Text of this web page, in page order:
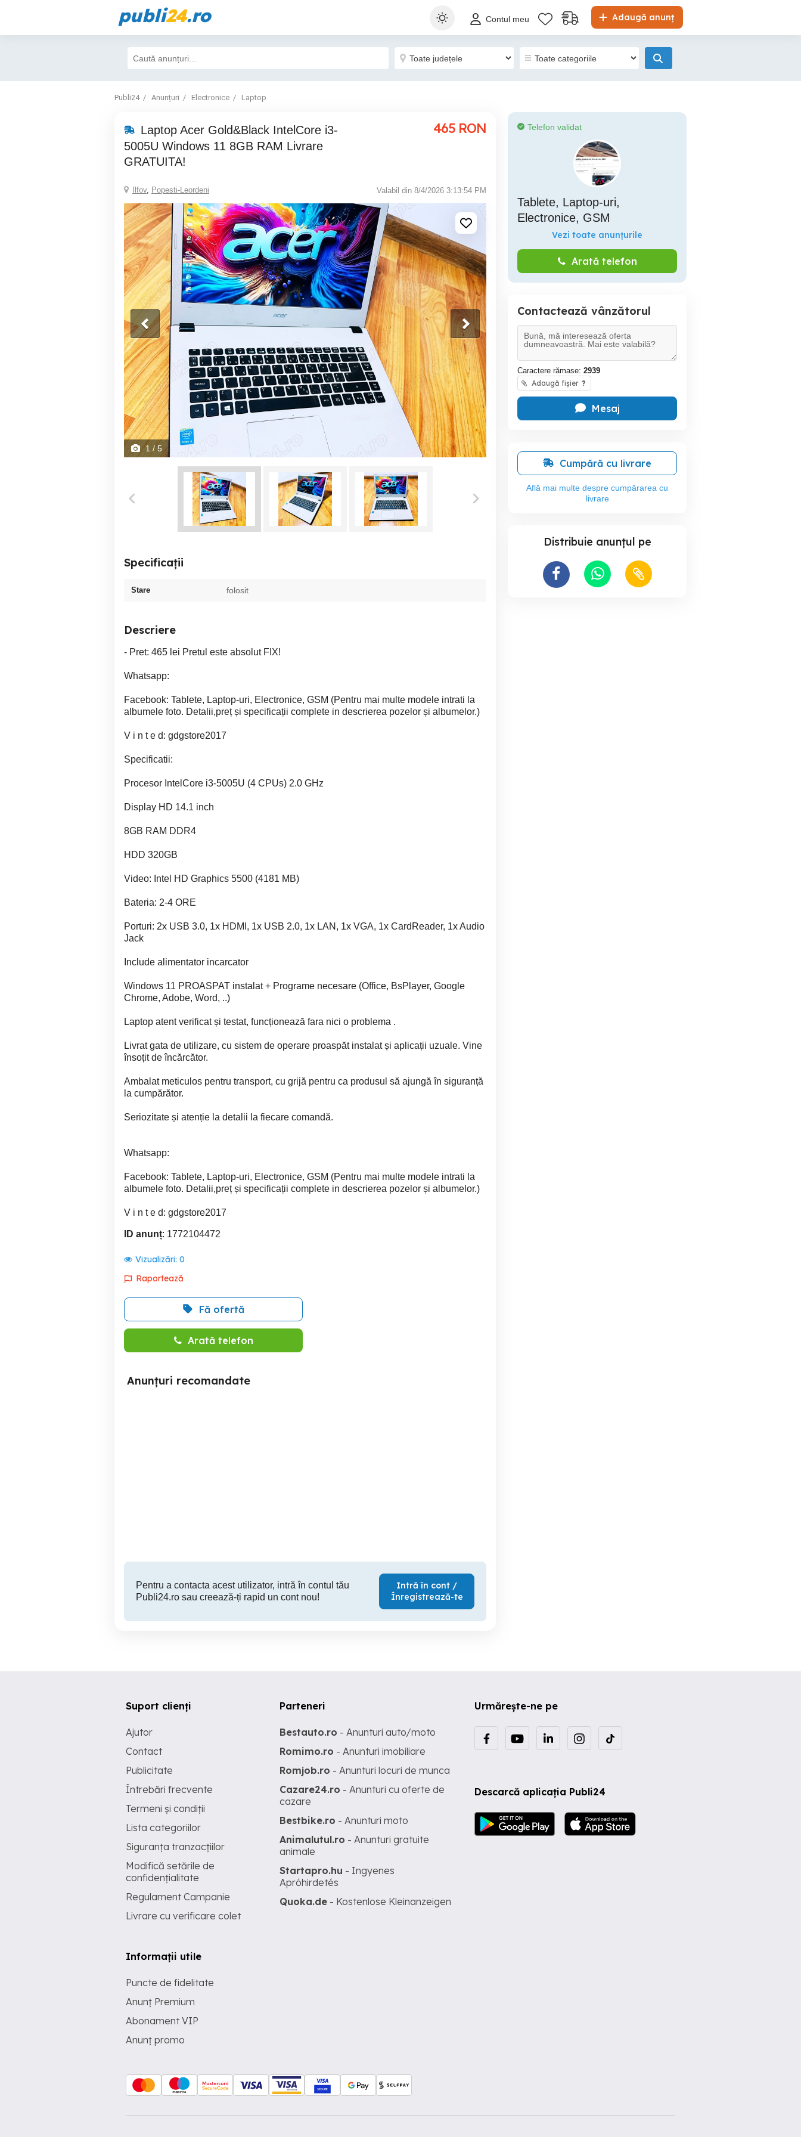
publi24.ro Adaugă anunț
Contul meu
Publi24 Anunțuri Electronice Laptop
Laptop Acer Gold&Black IntelCore i3-
5005U Windows 11 8GB RAM Livrare
GRATUITA!
465 RON
Ilfov, Popesti-Leordeni Valabil din 8/4/2026 3:13:54 PM
1 / 5
Specificații
Stare folosit
Descriere
- Pret: 465 lei Pretul este absolut FIX!
Whatsapp:
Facebook: Tablete, Laptop-uri, Electronice, GSM (Pentru mai multe modele intrati la
albumele foto. Detalii,preț și specificații complete in descrierea pozelor și albumelor.)
V i n t e d: gdgstore2017
Specificatii:
Procesor IntelCore i3-5005U (4 CPUs) 2.0 GHz
Display HD 14.1 inch
8GB RAM DDR4
HDD 320GB
Video: Intel HD Graphics 5500 (4181 MB)
Bateria: 2-4 ORE
Porturi: 2x USB 3.0, 1x HDMI, 1x USB 2.0, 1x LAN, 1x VGA, 1x CardReader, 1x Audio
Jack
Include alimentator incarcator
Windows 11 PROASPAT instalat + Programe necesare (Office, BsPlayer, Google
Chrome, Adobe, Word, ..)
Laptop atent verificat și testat, funcționează fara nici o problema .
Livrat gata de utilizare, cu sistem de operare proaspăt instalat și aplicații uzuale. Vine
însoțit de încărcător.
Ambalat meticulos pentru transport, cu grijă pentru ca produsul să ajungă în siguranță
la cumpărător.
Seriozitate și atenție la detalii la fiecare comandă.
Whatsapp:
Facebook: Tablete, Laptop-uri, Electronice, GSM (Pentru mai multe modele intrati la
albumele foto. Detalii,preț și specificații complete in descrierea pozelor și albumelor.)
V i n t e d: gdgstore2017
ID anunț: 1772104472
Vizualizări: 0
Raportează
Fă ofertă
Arată telefon
Anunțuri recomandate
Pentru a contacta acest utilizator, intră în contul tău
Publi24.ro sau creează-ți rapid un cont nou!
Intră în cont /
Înregistrează-te
Telefon validat
Tablete, Laptop-uri,
Electronice, GSM
Vezi toate anunțurile
Arată telefon
Contactează vânzătorul
Caractere rămase: 2939
Adaugă fișier ?
Mesaj
Cumpără cu livrare
Află mai multe despre cumpărarea cu
livrare
Distribuie anunțul pe
Urmărește-ne pe
Descarcă aplicația Publi24
Suport clienți
Ajutor
Contact
Publicitate
Întrebări frecvente
Termeni și condiții
Lista categoriilor
Siguranța tranzacțiilor
Modifică setările de
confidențialitate
Regulament Campanie
Livrare cu verificare colet
Informații utile
Puncte de fidelitate
Anunț Premium
Abonament VIP
Anunț promo
Parteneri
Bestauto.ro - Anunturi auto/moto
Romimo.ro - Anunturi imobiliare
Romjob.ro - Anunturi locuri de munca
Cazare24.ro - Anunturi cu oferte de
cazare
Bestbike.ro - Anunturi moto
Animalutul.ro - Anunturi gratuite
animale
Startapro.hu - Ingyenes
Apróhirdetés
Quoka.de - Kostenlose Kleinanzeigen